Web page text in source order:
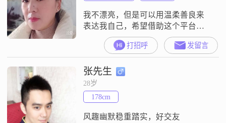
我不漂亮，但是可以用温柔善良来
表达我自己，希望借助这个平台能
找一个疼我，宠我的另一半
打招呼 发留言
张先生
28岁
178cm
风趣幽默稳重踏实，好交友